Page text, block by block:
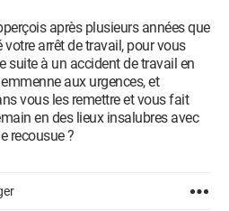
après plusieurs années que
arrêt de travail, pour vous
suite à un accident de travail en
aux urgences, et
vous les remettre et vous fait
en des lieux insalubres avec
recousue ?